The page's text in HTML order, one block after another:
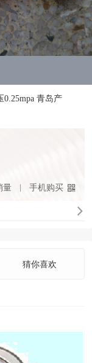
青岛产
量 手机购买
猜你喜欢